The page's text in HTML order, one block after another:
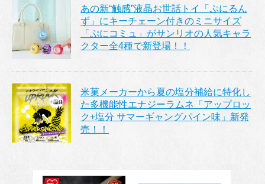
あの新“触感”液晶お世話トイ「ぷにるん
ず」にキーチェーン付きのミニサイズ
「ぷにコミュ」がサンリオの人気キャラ
クター全4種で新登場！！
米菓メーカーから夏の塩分補給に特化し
た多機能性エナジーラムネ「アップロッ
ク+塩分 サマーギャングパイン味」新発
売！！